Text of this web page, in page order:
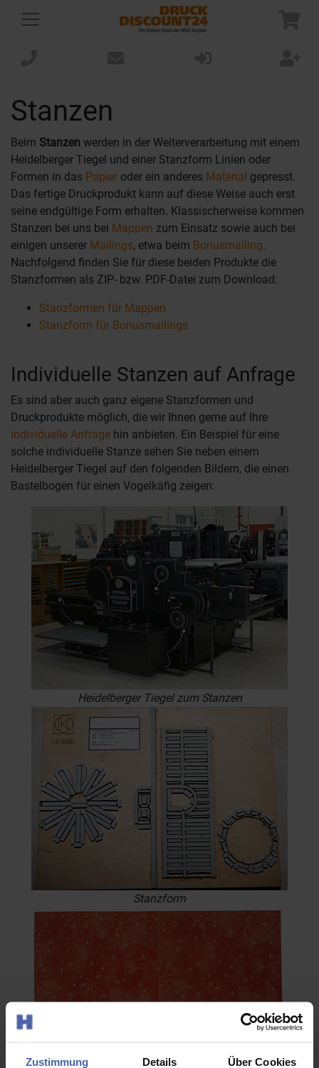
Zustimmung Details Über Cookies
Stanzen
Beim Stanzen werden in der Weiterverarbeitung mit einem
Heidelberger Tiegel und einer Stanzform Linien oder
Formen in das Papier oder ein anderes Material gepresst.
Das fertige Druckprodukt kann auf diese Weise auch erst
seine endgültige Form erhalten. Klassischerweise kommen
Stanzen bei uns bei Mappen zum Einsatz sowie auch bei
einigen unserer Mailings, etwa beim Bonusmailing.
Nachfolgend finden Sie für diese beiden Produkte die
Stanzformen als ZIP- bzw. PDF-Datei zum Download:
Stanzformen für Mappen
Stanzform für Bonusmailings
Individuelle Stanzen auf Anfrage
Es sind aber auch ganz eigene Stanzformen und
Druckprodukte möglich, die wir Ihnen gerne auf Ihre
individuelle Anfrage hin anbieten. Ein Beispiel für eine
solche individuelle Stanze sehen Sie neben einem
Heidelberger Tiegel auf den folgenden Bildern, die einen
Bastelbogen für einen Vogelkäfig zeigen:
Heidelberger Tiegel zum Stanzen
Stanzform